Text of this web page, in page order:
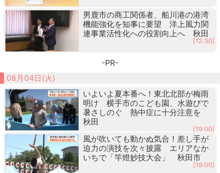
男鹿市の商工関係者、船川港の港湾
機能強化を知事に要望 洋上風力関
連事業活性化への役割向上へ 秋田
[12:30]
-PR-
08月04日(火)
いよいよ夏本番へ！東北北部が梅雨
明け 横手市のこども園、水遊びで
暑さしのぐ 熱中症に十分注意を
秋田
[19:00]
風が吹いても動かぬ気合！差し手が
迫力の演技を次々披露 エリアなか
いちで「竿燈妙技大会」 秋田市
[19:00]